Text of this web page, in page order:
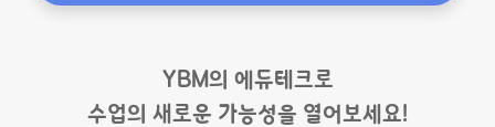
YBM의 에듀테크로
수업의 새로운 가능성을 열어보세요!